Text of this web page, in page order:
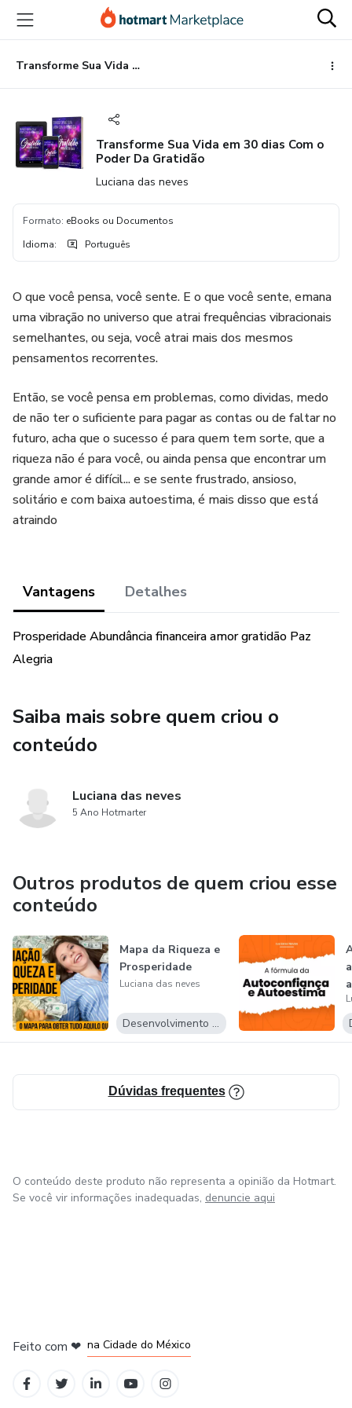
para
conteúdo
principal
para
pagamento
para
rodapé
Transforme Sua Vida em 30 dias Com o Poder Da Gratidão
Transforme Sua Vida em 30 dias Com o
Poder Da Gratidão
Luciana das neves
Formato: eBooks ou Documentos
Idioma: Português
O que você pensa, você sente. E o que você sente, emana
uma vibração no universo que atrai frequências vibracionais
semelhantes, ou seja, você atrai mais dos mesmos
pensamentos recorrentes.
Então, se você pensa em problemas, como dividas, medo
de não ter o suficiente para pagar as contas ou de faltar no
futuro, acha que o sucesso é para quem tem sorte, que a
riqueza não é para você, ou ainda pensa que encontrar um
grande amor é difícil... e se sente frustrado, ansioso,
solitário e com baixa autoestima, é mais disso que está
atraindo
Vantagens Detalhes
Prosperidade Abundância financeira amor gratidão Paz
Alegria
Saiba mais sobre quem criou o
conteúdo
Luciana das neves
5 Ano Hotmarter
Outros produtos de quem criou esse
conteúdo
Mapa da Riqueza e
Prosperidade
Luciana das neves
Desenvolvimento Pessoal
Dúvidas frequentes
O conteúdo deste produto não representa a opinião da Hotmart.
Se você vir informações inadequadas, denuncie aqui
Feito com ❤ na Cidade do México